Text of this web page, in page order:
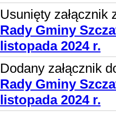
Usunięty załącznik
Rady Gminy
listopada 2024 r.
Dodany załącznik
Rady Gminy
listopada 2024 r.